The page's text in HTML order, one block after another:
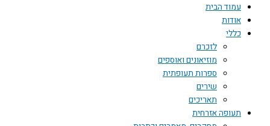
עמוד הבית
אודות
כללי
לזכרם
מוזיאונים ואוספים
ספרות תעופתית
שירים
תאריכים
תעופה אזרחית